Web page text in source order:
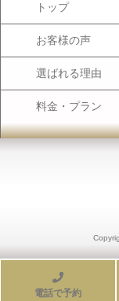
トップ
お客様の声
選ばれる理由
料金・プラン
電話で予約